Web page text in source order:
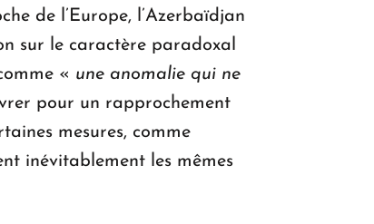
de l’Europe, l’Azerbaïdjan
sur le caractère paradoxal
« une anomalie qui ne
pour un rapprochement
mesures, comme
inévitablement les mêmes